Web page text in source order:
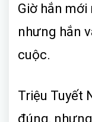
Giờ hắn mới
nhưng hắn
cuộc.
Triệu Tuyết
đúng,